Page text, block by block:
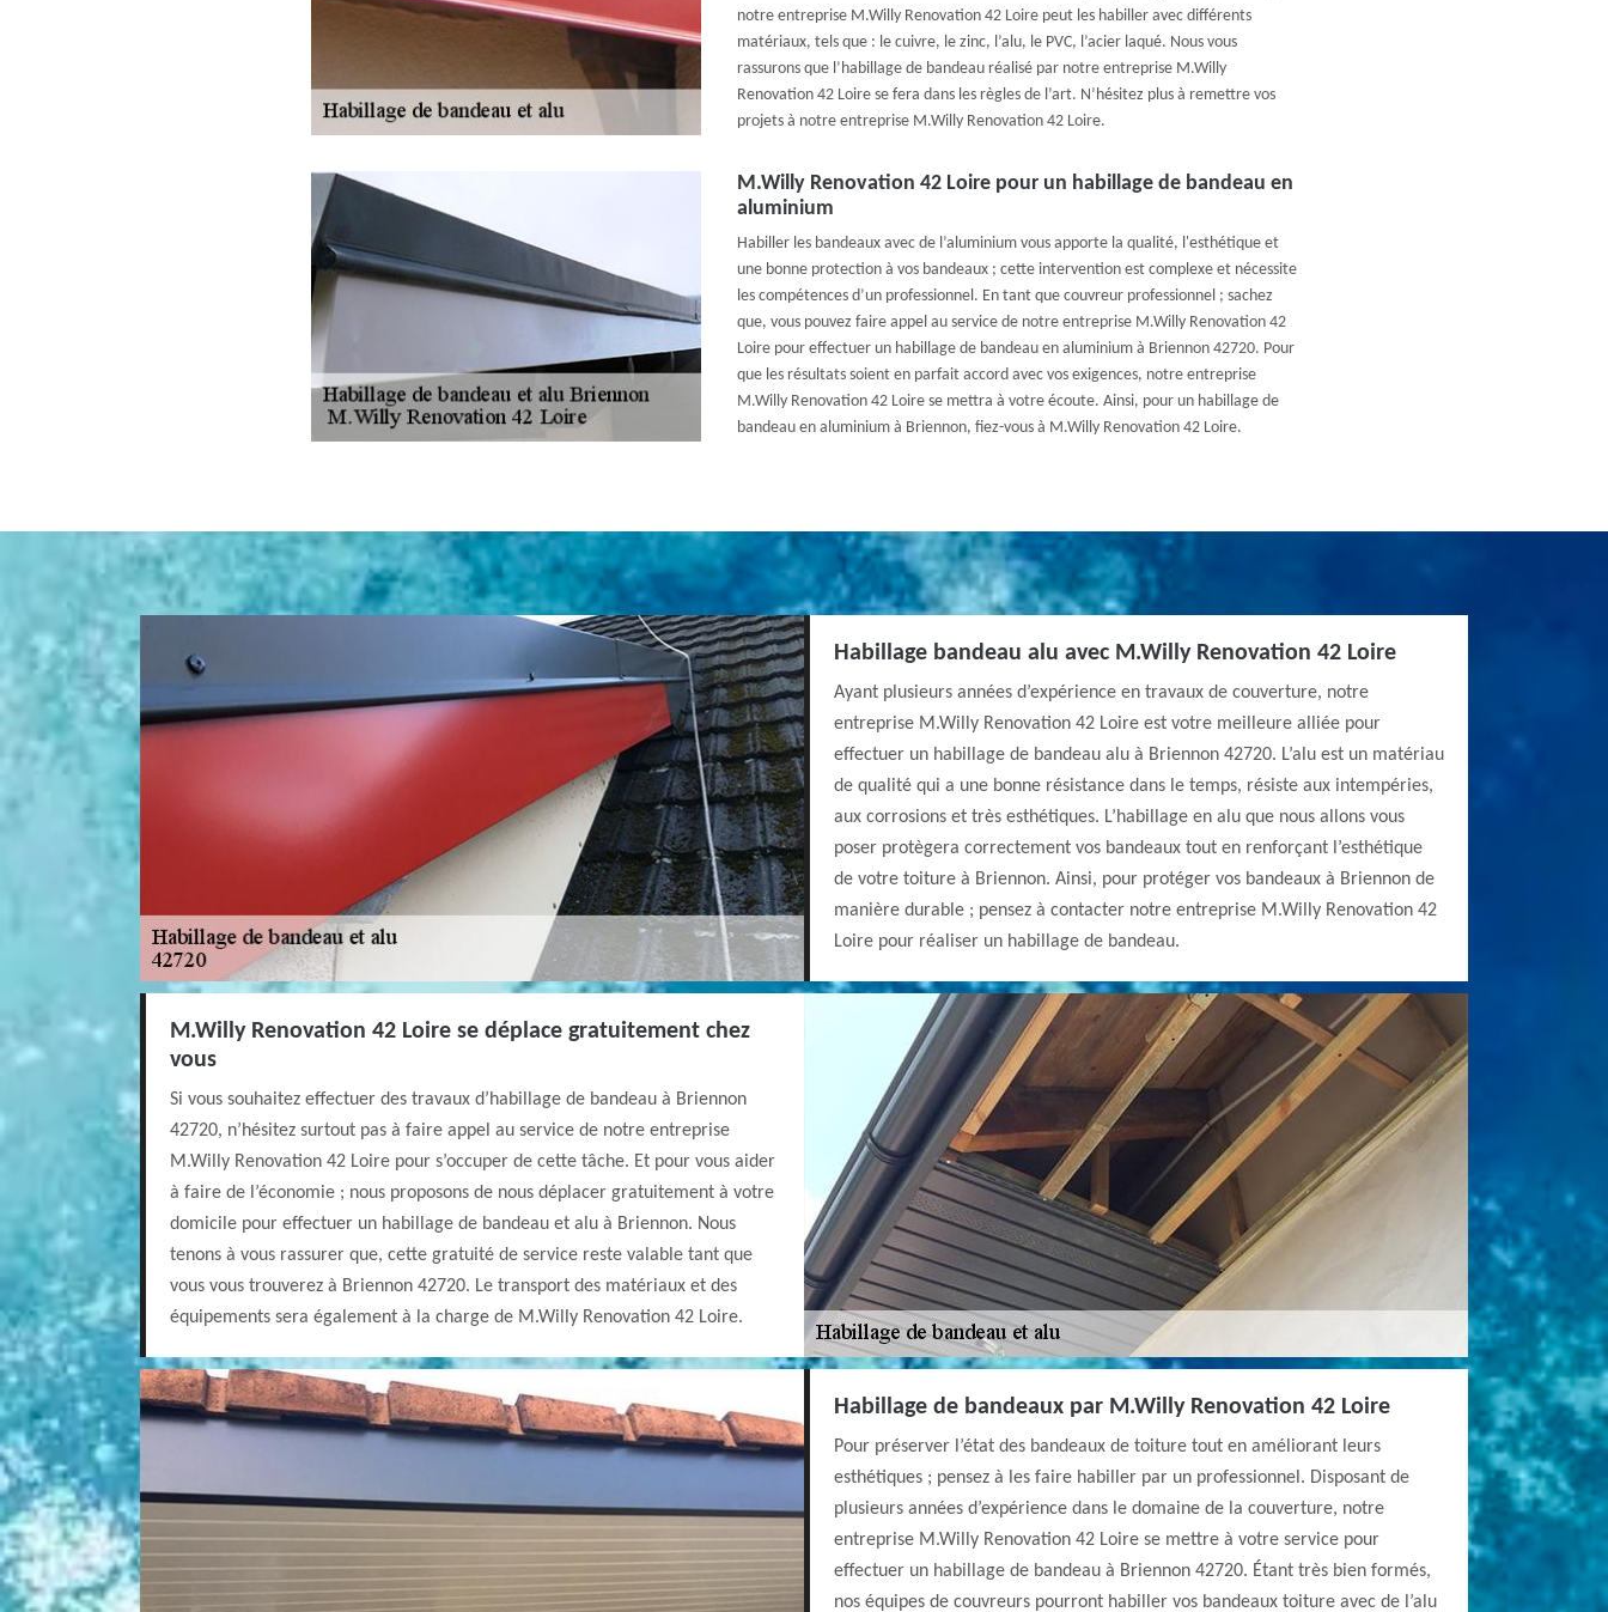
notre entreprise M.Willy Renovation 42 Loire peut les habiller avec différents
matériaux, tels que : le cuivre, le zinc, l’alu, le PVC, l’acier laqué. Nous vous
rassurons que l’habillage de bandeau réalisé par notre entreprise M.Willy
Renovation 42 Loire se fera dans les règles de l’art. N’hésitez plus à remettre vos
projets à notre entreprise M.Willy Renovation 42 Loire.
M.Willy Renovation 42 Loire pour un habillage de bandeau en
aluminium
Habiller les bandeaux avec de l’aluminium vous apporte la qualité, l'esthétique et
une bonne protection à vos bandeaux ; cette intervention est complexe et nécessite
les compétences d’un professionnel. En tant que couvreur professionnel ; sachez
que, vous pouvez faire appel au service de notre entreprise M.Willy Renovation 42
Loire pour effectuer un habillage de bandeau en aluminium à Briennon 42720. Pour
que les résultats soient en parfait accord avec vos exigences, notre entreprise
M.Willy Renovation 42 Loire se mettra à votre écoute. Ainsi, pour un habillage de
bandeau en aluminium à Briennon, fiez-vous à M.Willy Renovation 42 Loire.
Habillage bandeau alu avec M.Willy Renovation 42 Loire
Ayant plusieurs années d’expérience en travaux de couverture, notre
entreprise M.Willy Renovation 42 Loire est votre meilleure alliée pour
effectuer un habillage de bandeau alu à Briennon 42720. L’alu est un matériau
de qualité qui a une bonne résistance dans le temps, résiste aux intempéries,
aux corrosions et très esthétiques. L’habillage en alu que nous allons vous
poser protègera correctement vos bandeaux tout en renforçant l’esthétique
de votre toiture à Briennon. Ainsi, pour protéger vos bandeaux à Briennon de
manière durable ; pensez à contacter notre entreprise M.Willy Renovation 42
Loire pour réaliser un habillage de bandeau.
M.Willy Renovation 42 Loire se déplace gratuitement chez
vous
Si vous souhaitez effectuer des travaux d’habillage de bandeau à Briennon
42720, n’hésitez surtout pas à faire appel au service de notre entreprise
M.Willy Renovation 42 Loire pour s’occuper de cette tâche. Et pour vous aider
à faire de l’économie ; nous proposons de nous déplacer gratuitement à votre
domicile pour effectuer un habillage de bandeau et alu à Briennon. Nous
tenons à vous rassurer que, cette gratuité de service reste valable tant que
vous vous trouverez à Briennon 42720. Le transport des matériaux et des
équipements sera également à la charge de M.Willy Renovation 42 Loire.
Habillage de bandeaux par M.Willy Renovation 42 Loire
Pour préserver l’état des bandeaux de toiture tout en améliorant leurs
esthétiques ; pensez à les faire habiller par un professionnel. Disposant de
plusieurs années d’expérience dans le domaine de la couverture, notre
entreprise M.Willy Renovation 42 Loire se mettre à votre service pour
effectuer un habillage de bandeau à Briennon 42720. Étant très bien formés,
nos équipes de couvreurs pourront habiller vos bandeaux toiture avec de l’alu